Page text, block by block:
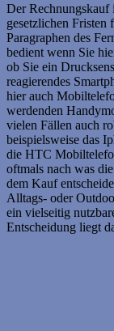
Der Rechnungskauf
gesetzlichen
Paragraphen des
bedient wenn Sie
ob Sie ein
reagierendes
hier auch
werdenden
vielen Fällen auch
beispielsweise das
die HTC
oftmals nach was
dem Kauf
Alltags- oder
ein vielseitig
Entscheidung liegt